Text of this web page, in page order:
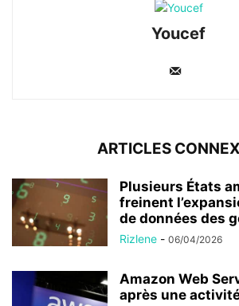
Youcef
ARTICLES
Plusieurs États
freinent
de données des
Rizlene - 06/04/2026
Amazon Web
après une